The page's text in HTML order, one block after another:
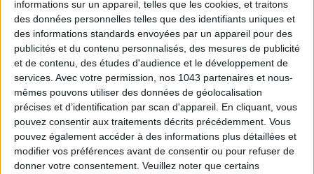
informations sur un appareil, telles que les cookies, et traitons
des données personnelles telles que des identifiants uniques et
des informations standards envoyées par un appareil pour des
publicités et du contenu personnalisés, des mesures de publicité
et de contenu, des études d'audience et le développement de
services. Avec votre permission, nos 1043 partenaires et nous-
mêmes pouvons utiliser des données de géolocalisation
précises et d’identification par scan d'appareil. En cliquant, vous
pouvez consentir aux traitements décrits précédemment. Vous
pouvez également accéder à des informations plus détaillées et
modifier vos préférences avant de consentir ou pour refuser de
donner votre consentement. Veuillez noter que certains
7 MINUTE WORKOUT : L’OPTION 7 MN À LA MAISON !